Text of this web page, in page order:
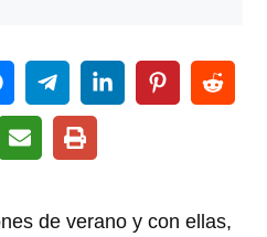
de verano y con ellas,